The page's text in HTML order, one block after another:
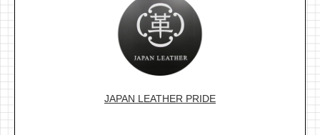
JAPAN LEATHER PRIDE